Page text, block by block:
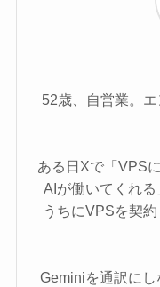
52歳、自営業。
ある日Xで「VPS
AIが働いてくれ
うちにVPSを契
Geminiを通訳に